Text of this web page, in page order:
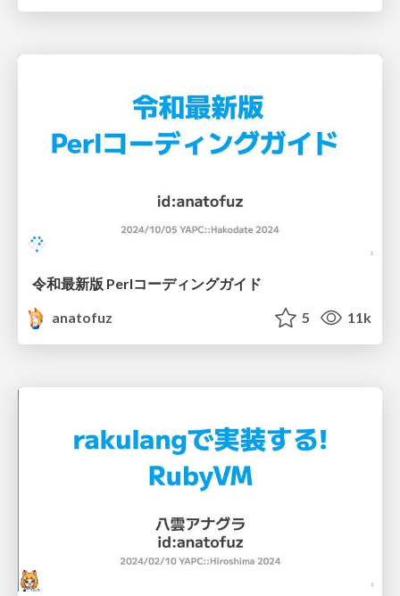
令和最新版 Perlコーディングガイド
anatofuz
5 11k